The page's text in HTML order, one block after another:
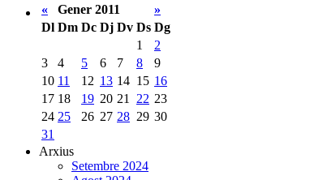
«
Gener 2011
»
Dl Dm Dc Dj Dv Ds Dg
1
2
3
4 5 6 7 8
9
10 11 12 13 14 15 16
17 18 19 20 21 22 23
24 25 26 27 28 29 30
31
Arxius
Setembre 2024